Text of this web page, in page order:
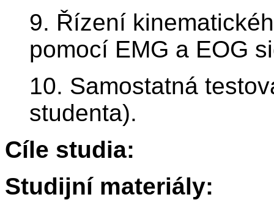
9. Řízení
pomocí EMG a EOG
10. Samostatná
studenta).
Cíle studia:
Studijní materiály: